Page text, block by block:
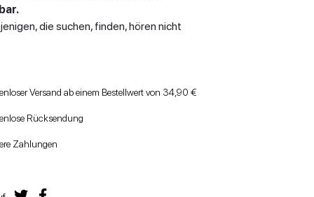
die suchen, finden, hören nicht
Versand ab einem Bestellwert von 34,90 €
Rücksendung
Zahlungen